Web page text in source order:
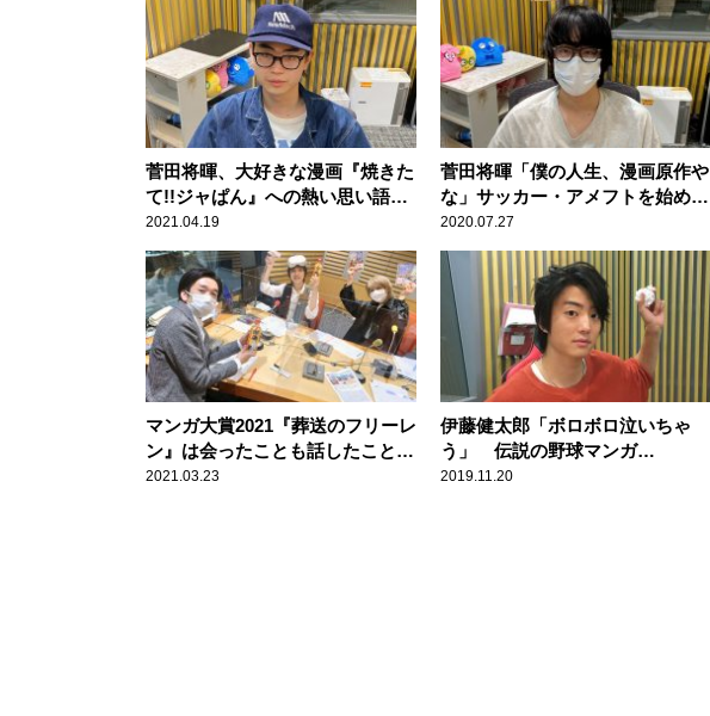
菅田将暉、大好きな漫画『焼きた
て!!ジャぱん』への熱い思い語
る 作者もツイッターで反応
2021.04.19
菅田将暉「僕の人生、漫画原作や
な」サッカー・アメフトを始めた
きっかけの愛読漫画を振り返る
2020.07.27
マンガ大賞2021『葬送のフリーレ
ン』は会ったことも話したことも
ない2人の作者が描いていた？
2021.03.23
伊藤健太郎「ボロボロ泣いちゃ
う」 伝説の野球マンガ
「MAJOR」への愛が止まらず
2019.11.20